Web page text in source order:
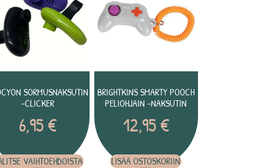
SORMUSNAKSUTIN
-CLICKER
6,95€
VAIHTOEHDOISTA
BRIGHTKINS SMARTY POOCH
PELIOHJAIN -NAKSUTIN
12,95€
LISÄÄ OSTOSKORIIN